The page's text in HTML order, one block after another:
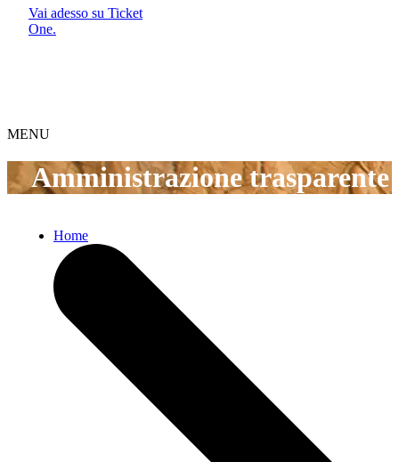
Vai adesso su Ticket
One.
MENU
Amministrazione trasparente
Home